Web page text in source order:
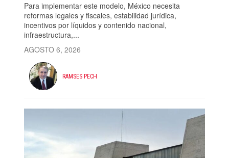
Para implementar este modelo, México necesita
reformas legales y fiscales, estabilidad jurídica,
incentivos por líquidos y contenido nacional,
infraestructura,...
AGOSTO 6, 2026
RAMSES PECH